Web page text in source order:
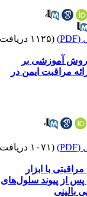
،
(۱۱۲۵ دریافت)
آموزشی بر
مراقبت ایمن در
،
(۱۰۷۱ دریافت)
با ابزار
از پیوند سلول‌های